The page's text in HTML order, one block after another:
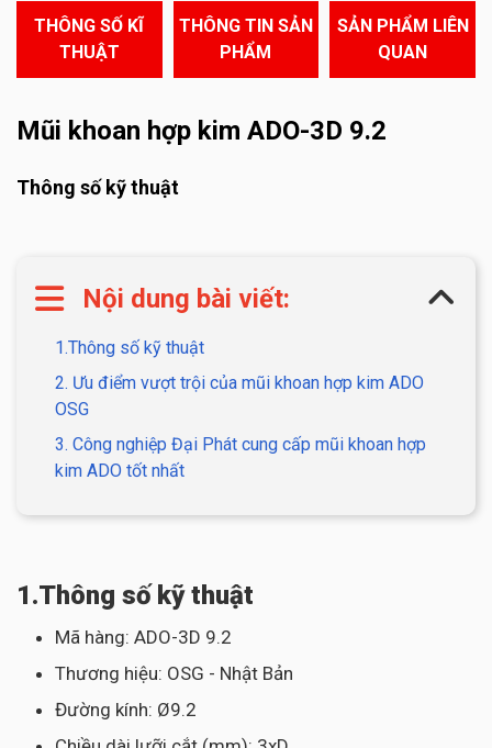
THÔNG SỐ KĨ
THUẬT
THÔNG TIN SẢN
PHẨM
SẢN PHẨM LIÊN
QUAN
Mũi khoan hợp kim ADO-3D 9.2
Thông số kỹ thuật
Nội dung bài viết:
1.Thông số kỹ thuật
2. Ưu điểm vượt trội của mũi khoan hợp kim ADO
OSG
3. Công nghiệp Đại Phát cung cấp mũi khoan hợp
kim ADO tốt nhất
1.Thông số kỹ thuật
Mã hàng: ADO-3D 9.2
Thương hiệu: OSG - Nhật Bản
Đường kính: Ø9.2